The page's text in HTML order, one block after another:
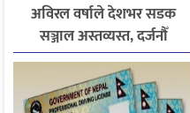
अविरल वर्षाले देशभर सडक
सञ्जाल अस्तव्यस्त, दर्जनौँ
राजमार्ग अवरुद्ध